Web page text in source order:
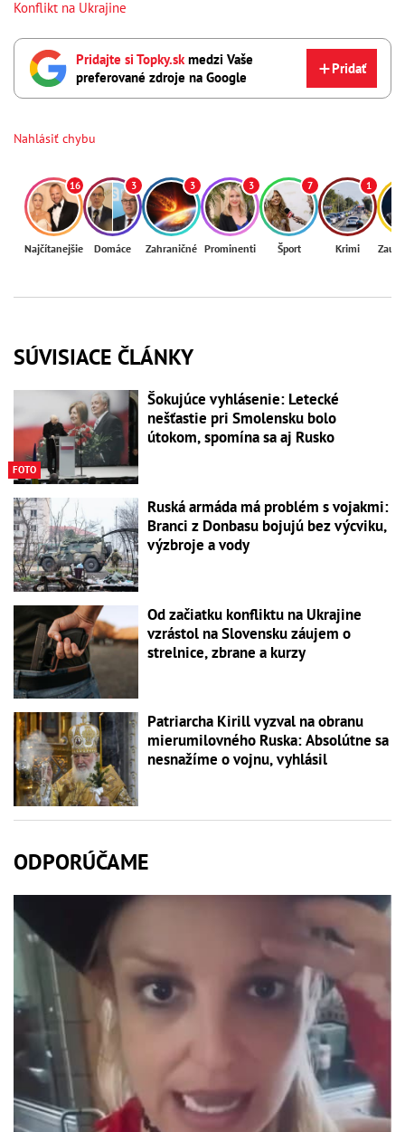
Konflikt na Ukrajine
Pridajte si Topky.sk medzi Vaše
preferované zdroje na Google
Pridať
Nahlásiť chybu
16
Najčítanejšie
3
Domáce
3
Zahraničné
3
Prominenti
7
Šport
1
Krimi
SÚVISIACE ČLÁNKY
FOTO
Šokujúce vyhlásenie: Letecké
nešťastie pri Smolensku bolo
útokom, spomína sa aj Rusko
Ruská armáda má problém s vojakmi:
Branci z Donbasu bojujú bez výcviku,
výzbroje a vody
Od začiatku konfliktu na Ukrajine
vzrástol na Slovensku záujem o
strelnice, zbrane a kurzy
Patriarcha Kirill vyzval na obranu
mierumilovného Ruska: Absolútne sa
nesnažíme o vojnu, vyhlásil
ODPORÚČAME